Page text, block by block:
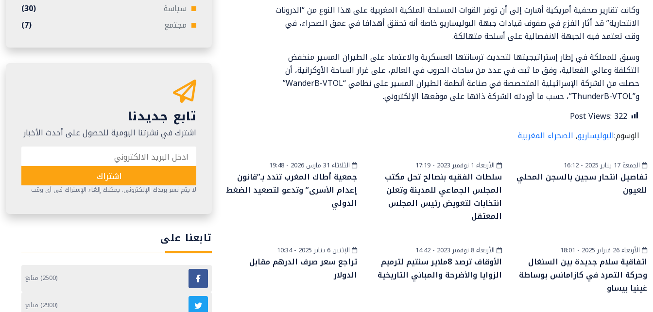
وكانت تقارير صحفية أمريكية أشارت إلى أن توفر القوات المسلحة الملكية المغربية على هذا النوع من “الدرونات
الانتحارية” قد أثار الفزع في صفوف قيادات جبهة البوليساريو خاصة أنه تحقق أهدافا في عمق الصحراء، في
وقت تعتمد فيه الجبهة الانفصالية على أسلحة متهالكة.
وسبق للمملكة في إطار إستراتيجيتها لتحديث ترسانتها العسكرية والاعتماد على الطيران المسير منخفض
التكلفة وعالي الفعالية، وفق ما ثبت في عدد من ساحات الحروب في العالم، على غرار الساحة الأوكرانية، أن
حصلت من الشركة الإسرائيلية المتخصصة في صناعة أنظمة الطيران المسير على نظامي “WanderB-VTOL”
و”ThunderB-VTOL”، حسب ما أوردته الشركة ذاتها على موقعها الإلكتروني.
Post Views: 322
الوسوم:البوليساريو,الصحراء المغربية
أخبار الصحراءالجمعة 17 يناير 2025 - 16:12
تفاصيل انتحار سجين بالسجن المحلي
للعيون
أخبار وطنيةالأربعاء 1 نوفمبر 2023 - 17:19
سلطات الفقيه بنصالح تحل مكتب
المجلس الجماعي للمدينة وتعلن
انتخابات لتعويض رئيس المجلس
المعتقل
أخبار عامةالثلاثاء 31 مارس 2026 - 19:48
جمعية أطاك المغرب تندد بـ”قانون
إعدام الأسرى” وتدعو لتصعيد الضغط
الدولي
الساحل والصحراءالأربعاء 26 فبراير 2025 - 18:01
اتفاقية سلام جديدة بين السنغال
وحركة التمرد في كازامانس بوساطة
غينيا بيساو
أخبار وطنيةالأربعاء 8 نوفمبر 2023 - 14:42
الأوقاف ترصد 8ملاير سنتيم لترميم
الزوايا والأضرحة والمباني التاريخية
أخبار عامةالإثنين 6 يناير 2025 - 10:34
تراجع سعر صرف الدرهم مقابل
الدولار
سياسة
(30)
مجتمع
(7)
تابع جديدنا
اشترك في نشرتنا اليومية للحصول على أحدث الأخبار
اشتراك
لا يتم نشر بريدك الإلكتروني. يمكنك إلغاء الإشتراك في أي وقت
تابعنا على
(2500) متابع
(2900) متابع